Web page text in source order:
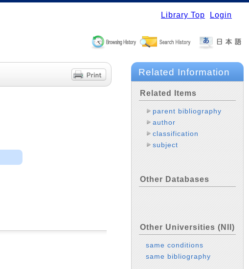
Library Top Login
Related Information
Related Items
parent bibliography
author
classification
subject
Other Databases
Other Universities (NII)
same conditions
same bibliography